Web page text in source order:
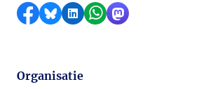
Delen op Facebook
Delen via Bluesky
Delen op LinkedIn
Delen via WhatsApp
Delen via
Organisatie